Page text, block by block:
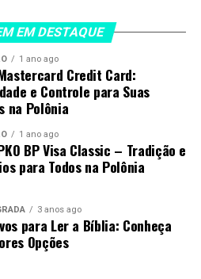
EM DESTAQUE
1 ano ago
Credit Card:
e Controle para Suas
na Polônia
1 ano ago
BP Visa Classic – Tradição e
para Todos na Polônia
3 anos ago
para Ler a Bíblia: Conheça
Opções